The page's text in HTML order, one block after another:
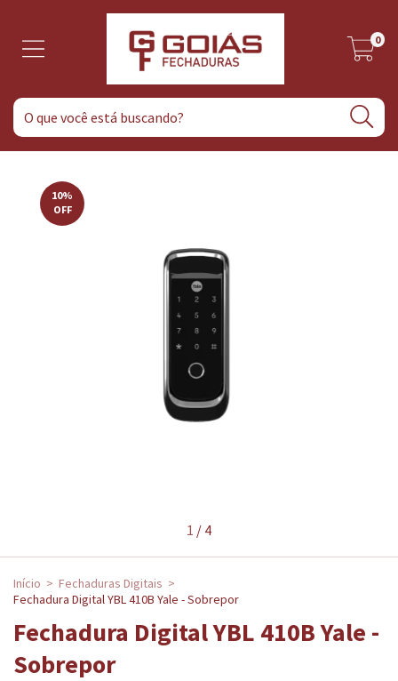
0
10%
OFF
1 / 4
Início > Fechaduras Digitais >
Fechadura Digital YBL 410B Yale - Sobrepor
Fechadura Digital YBL 410B Yale -
Sobrepor